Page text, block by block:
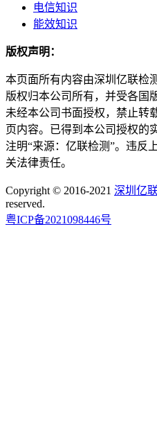
电信知识
能效知识
版权声明：
本页面所有内容由深圳亿联检
版权归本公司所有，并受各国
未经本公司书面授权，禁止转
页内容。已得到本公司授权的
注明“来源：亿联检测”。违反
关法律责任。
Copyright © 2016-2021 深圳亿
reserved.
粤ICP备2021098446号